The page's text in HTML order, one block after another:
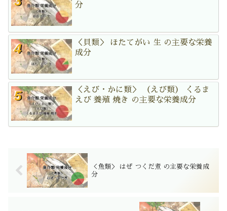
分
＜貝類＞ ほたてがい 生 の主要な栄養
成分
＜えび・かに類＞ （えび類） くるま
えび 養殖 焼き の主要な栄養成分
＜魚類＞ はぜ つくだ煮 の主要な栄養成
分